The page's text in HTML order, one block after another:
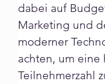
dabei auf
Marketing und
moderner
achten, um eine
Teilnehmerzahl